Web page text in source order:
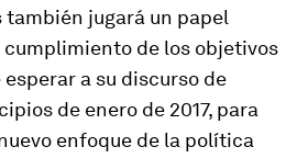
también jugará un papel
de los objetivos
esperar a su discurso de
de enero de 2017, para
enfoque de la política